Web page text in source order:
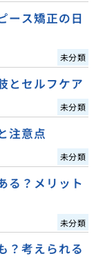
ース矯正の日
未分類
とセルフケア
未分類
注意点
未分類
る？メリット
未分類
？考えられる